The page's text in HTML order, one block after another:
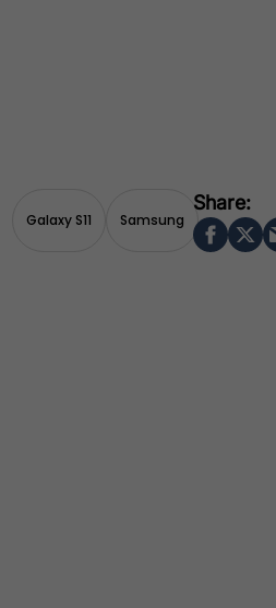
Galaxy S11 Samsung